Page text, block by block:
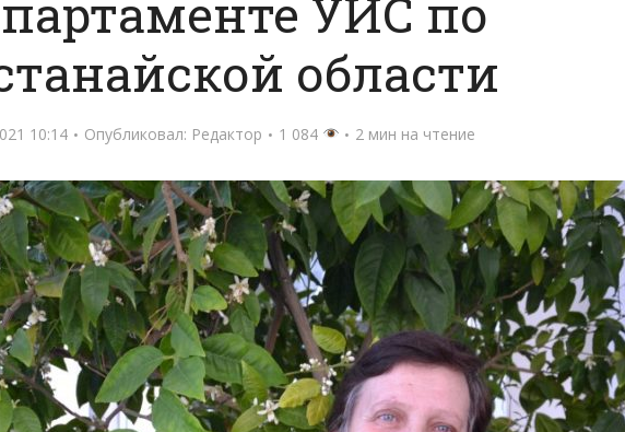
УИС по
области
10:14 Опубликовал: Редактор 1 084 2 мин на чтение